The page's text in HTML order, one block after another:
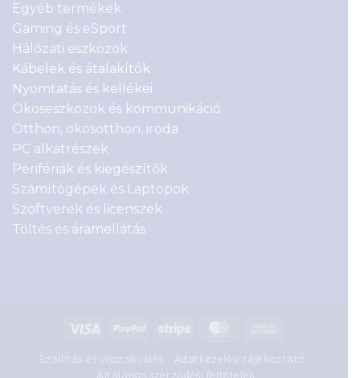
Egyéb termékek
Gaming és eSport
Hálózati eszközök
Kábelek és átalakítók
Nyomtatás és kellékei
Okoseszközök és kommunikáció
Otthon, okosotthon, iroda
PC alkatrészek
Perifériák és kiegészítők
Számítógépek és Laptopok
Szoftverek és licenszek
Töltés és áramellátás
Visa PayPal Stripe MasterCard
Delivery
Szállítás és visszaküldés
Adatkezelési tájékoztató
Általános szerződési feltételek